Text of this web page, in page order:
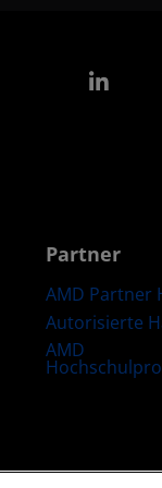
Partner
AMD Partner
Autorisierte
AMD